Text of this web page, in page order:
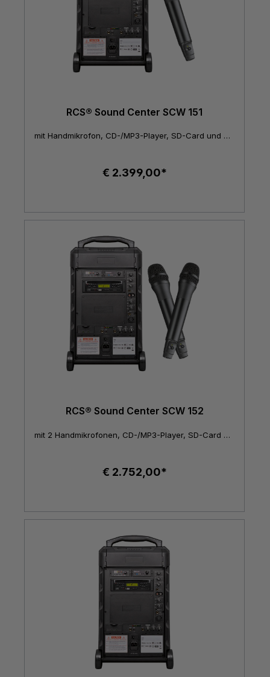
RCS® Sound Center SCW 151
mit Handmikrofon, CD-/MP3-Player, SD-Card und USB-Schnittstelle
€ 2.399,00*
RCS® Sound Center SCW 152
mit 2 Handmikrofonen, CD-/MP3-Player, SD-Card und USB-Schnittstelle
€ 2.752,00*